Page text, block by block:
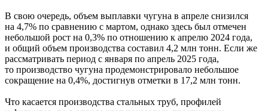
В свою очередь, объем выплавки чугуна в апреле снизился
на 4,7% по сравнению с мартом, однако здесь был отмечен
небольшой рост на 0,3% по отношению к апрелю 2024 года,
и общий объем производства составил 4,2 млн тонн. Если же
рассматривать период с января по апрель 2025 года,
то производство чугуна продемонстрировало небольшое
сокращение на 0,4%, достигнув отметки в 17,2 млн тонн.
Что касается производства стальных труб, профилей